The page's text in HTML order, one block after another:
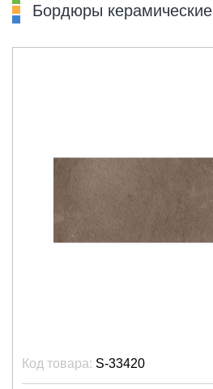
Бордюры керамические
Код товара: S-33420